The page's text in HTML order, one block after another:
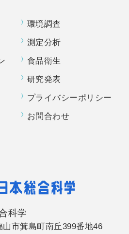
科学
市箕島町南丘399番地46
環境調査
測定分析
食品衛生
研究発表
プライバシーポリシー
お問合わせ